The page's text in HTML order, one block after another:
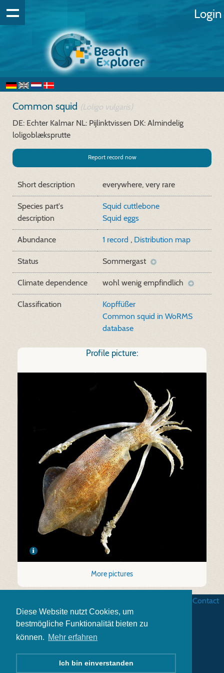
Diese Website nutzt Cookies, um
bestmögliche Funktionalität bieten zu
können. Mehr erfahren
Ich bin einverstanden
Login
Common squid (Loligo vulgaris)
DE: Echter Kalmar NL: Pijlinktvissen DK: Almindelig
loligoblæksprutte
Report record now
Short description everywhere, very rare
Species part's
description
Squid cuttlebone
Squid eggs
Abundance 1 record , Distribution map
Status Sommergast
Climate dependence wohl wenig empfindlich
Classification
Kopffüßer
Common squid in WoRMS
database
Profile picture:
More pictures
Contact